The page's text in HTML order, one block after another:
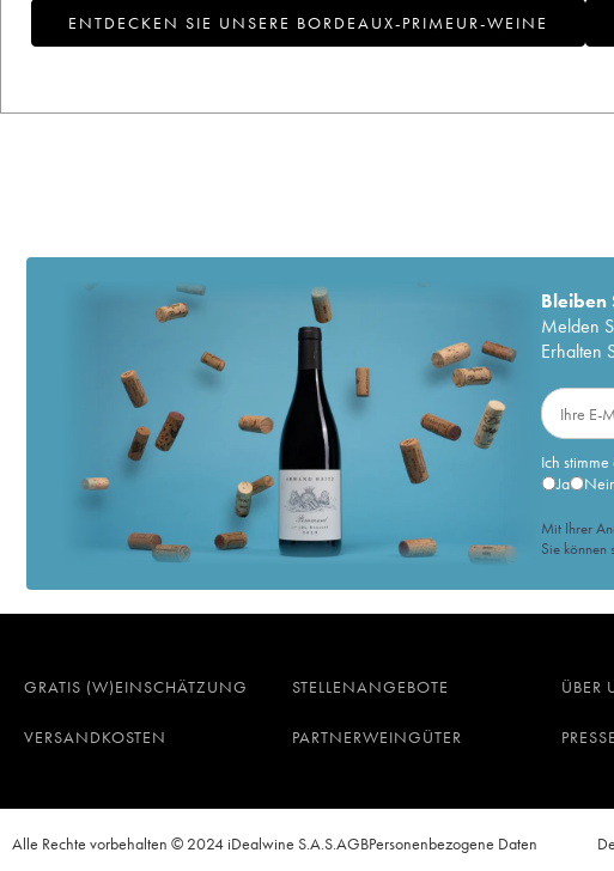
ENTDECKEN SIE UNSERE BORDEAUX-PRIMEUR-WEINE
Bleiben
Melden
Erhalten
Ich
Ja
Mit Ihrer
Sie
GRATIS (W)EINSCHÄTZUNG STELLENANGEBOTE ÜBER
VERSANDKOSTEN
PARTNERWEINGÜTER PRESSE
Alle Rechte vorbehalten © 2024 iDealwine S.A.S.AGBPersonenbezogene Daten